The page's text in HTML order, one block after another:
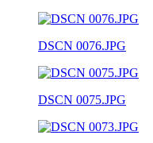
DSCN 0076.JPG
DSCN 0075.JPG